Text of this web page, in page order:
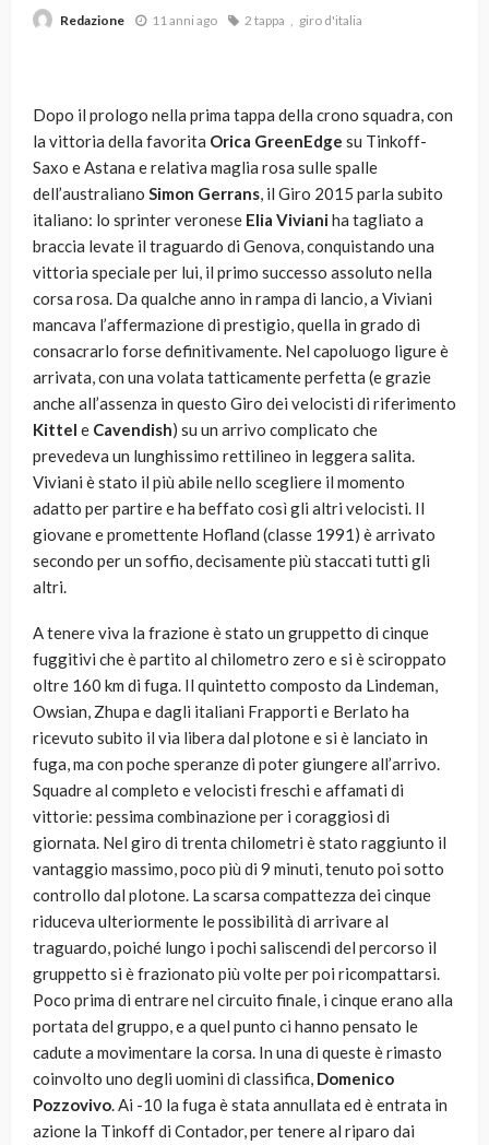
Redazione 11 anni ago 2 tappa giro d'italia
Dopo il prologo nella prima tappa della crono squadra, con
la vittoria della favorita Orica GreenEdge su Tinkoff-
Saxo e Astana e relativa maglia rosa sulle spalle
dell’australiano Simon Gerrans, il Giro 2015 parla subito
italiano: lo sprinter veronese Elia Vivianiha tagliato a
braccia levate il traguardo di Genova, conquistando una
vittoria speciale per lui, il primo successo assoluto nella
corsa rosa. Da qualche anno in rampa di lancio, a Viviani
mancava l’affermazione di prestigio, quella in grado di
consacrarlo forse definitivamente. Nel capoluogo ligure è
arrivata, con una volata tatticamente perfetta (e grazie
anche all’assenza in questo Giro dei velocisti di riferimento
Kittel e Cavendish) su un arrivo complicato che
prevedeva un lunghissimo rettilineo in leggera salita.
Viviani è stato il più abile nello scegliere il momento
adatto per partire e ha beffato così gli altri velocisti. Il
giovane e promettente Hofland (classe 1991) è arrivato
secondo per un soffio, decisamente più staccati tutti gli
altri.
A tenere viva la frazione è stato un gruppetto di cinque
fuggitivi che è partito al chilometro zero e si è sciroppato
oltre 160 km di fuga. Il quintetto composto da Lindeman,
Owsian, Zhupa e dagli italiani Frapporti e Berlato ha
ricevuto subito il via libera dal plotone e si è lanciato in
fuga, ma con poche speranze di poter giungere all’arrivo.
Squadre al completo e velocisti freschi e affamati di
vittorie: pessima combinazione per i coraggiosi di
giornata. Nel giro di trenta chilometri è stato raggiunto il
vantaggio massimo, poco più di 9 minuti, tenuto poi sotto
controllo dal plotone. La scarsa compattezza dei cinque
riduceva ulteriormente le possibilità di arrivare al
traguardo, poiché lungo i pochi saliscendi del percorso il
gruppetto si è frazionato più volte per poi ricompattarsi.
Poco prima di entrare nel circuito finale, i cinque erano alla
portata del gruppo, e a quel punto ci hanno pensato le
cadute a movimentare la corsa. In una di queste è rimasto
coinvolto uno degli uomini di classifica, Domenico
Pozzovivo. Ai -10 la fuga è stata annullata ed è entrata in
azione la Tinkoff di Contador, per tenere al riparo dai